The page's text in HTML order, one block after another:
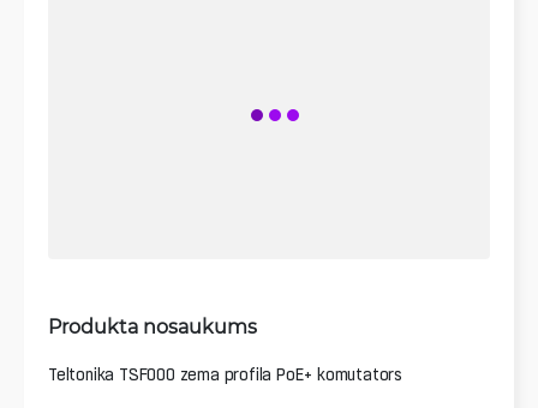
Produkta nosaukums
Teltonika TSF000 zema profila PoE+ komutators